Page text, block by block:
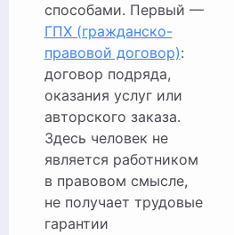
способами. Первый —
ГПХ (гражданско-
правовой договор):
договор подряда,
оказания услуг или
авторского заказа.
Здесь человек не
является работником
в правовом смысле,
не получает трудовые
гарантии